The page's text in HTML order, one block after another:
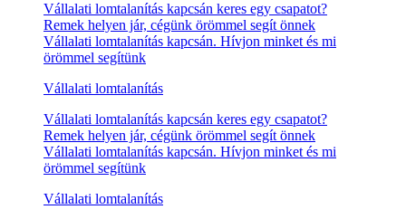
Vállalati lomtalanítás kapcsán keres egy csapatot?
Remek helyen jár, cégünk örömmel segít önnek
Vállalati lomtalanítás kapcsán. Hívjon minket és mi
örömmel segítünk
Vállalati lomtalanítás
Vállalati lomtalanítás kapcsán keres egy csapatot?
Remek helyen jár, cégünk örömmel segít önnek
Vállalati lomtalanítás kapcsán. Hívjon minket és mi
örömmel segítünk
Vállalati lomtalanítás